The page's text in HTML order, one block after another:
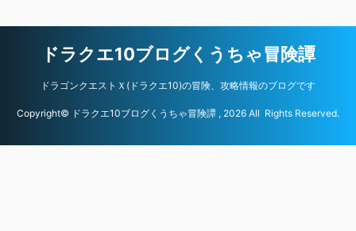
ドラクエ10ブログくうちゃ冒険譚
ドラゴンクエストＸ(ドラクエ10)の冒険、攻略情報のブログです
Copyright© ドラクエ10ブログくうちゃ冒険譚 , 2026 All Rights Reserved.